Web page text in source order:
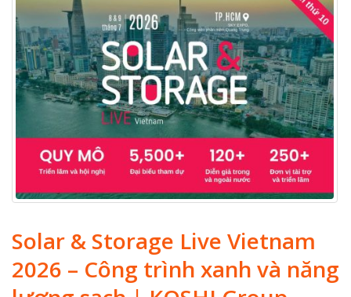
Solar & Storage Live Vietnam
2026 – Công trình xanh và năng